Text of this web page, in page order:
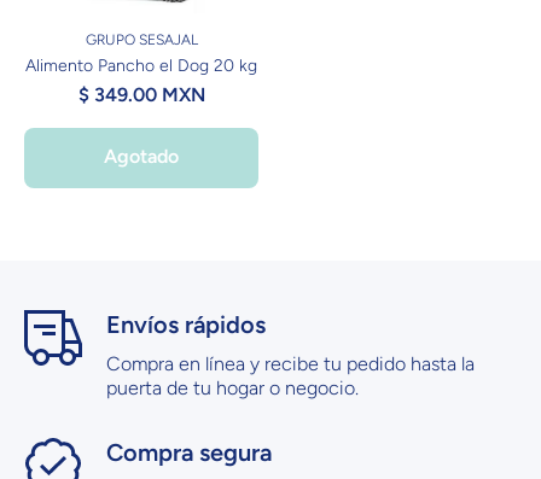
GRUPO SESAJAL
Alimento Pancho el Dog 20 kg
$ 349.00 MXN
Agotado
Envíos rápidos
Compra en línea y recibe tu pedido hasta la
puerta de tu hogar o negocio.
Compra segura